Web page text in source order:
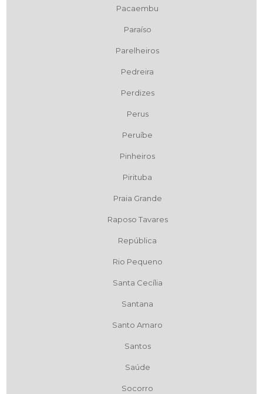
Pacaembu
Paraíso
Parelheiros
Pedreira
Perdizes
Perus
Peruíbe
Pinheiros
Pirituba
Praia Grande
Raposo Tavares
República
Rio Pequeno
Santa Cecília
Santana
Santo Amaro
Santos
Saúde
Socorro